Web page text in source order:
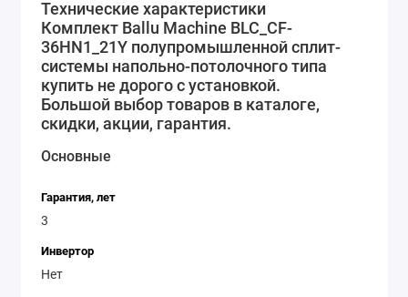
Это обеспечивает надежность и долговечность
работы системы. Комплект Ballu Machine BLC CF-
36HN1 21Y легко устанавливается и прост в
эксплуатации. Он оснащен пультом дистанционного
управления, который позволяет легко регулировать
температуру и другие параметры работы системы.
Если вы ищете надежную и эффективную сплит-
Machine BLC CF-36HN1 21Y - идеальный выбор. Он
обеспечивает высокую мощность, надежность и
комфортную работу в любое время года.
Технические характеристики
Комплект Ballu Machine BLC_CF-
36HN1_21Y полупромышленной сплит-
системы напольно-потолочного типа
купить не дорого с установкой.
Большой выбор товаров в каталоге,
скидки, акции, гарантия.
Основные
Гарантия, лет
3
Инвертор
Нет